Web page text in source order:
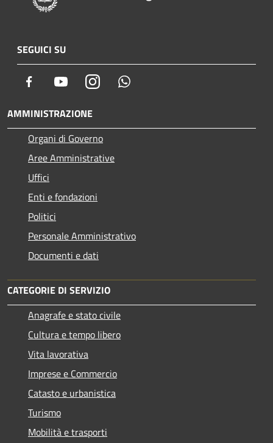
SEGUICI SU
Facebook YoutubeInstagram
AMMINISTRAZIONE
Organi di Governo
Aree Amministrative
Uffici
Enti e fondazioni
Politici
Personale Amministrativo
Documenti e dati
CATEGORIE DI SERVIZIO
Anagrafe e stato civile
Cultura e tempo libero
Vita lavorativa
Imprese e Commercio
Catasto e urbanistica
Turismo
Mobilità e trasporti